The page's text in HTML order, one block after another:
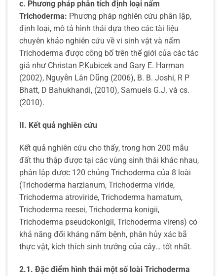
c. Phương pháp phân tích định loại nấm
Trichoderma: Phương pháp nghiên cứu phân lập,
định loại, mô tả hình thái dựa theo các tài liệu
chuyên khảo nghiên cứu về vi sinh vật và nấm
Trichoderma được công bố trên thế giới của các tác
giả như Christan P.Kubicek and Gary E. Harman
(2002), Nguyễn Lân Dũng (2006), B. B. Joshi, R P
Bhatt, D Bahukhandi, (2010), Samuels G.J. và cs.
(2010).
II. Kết quả nghiên cứu
Kết quả nghiên cứu cho thấy, trong hơn 200 mẫu
đất thu thập được tại các vùng sinh thái khác nhau,
phân lập được 120 chủng Trichoderma của 8 loài
(Trichoderma harzianum, Trichoderma viride,
Trichoderma atroviride, Trichoderma hamatum,
Trichoderma reesei, Trichoderma konigii,
Trichoderma pseudokonigii, Trichoderma virens) có
khả năng đối kháng nấm bệnh, phân hủy xác bã
thực vật, kích thích sinh trưởng của cây… tốt nhất.
2.1. Đặc điểm hình thái một số loài Trichoderma